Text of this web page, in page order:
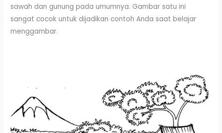
sawah dan gunung pada umumnya. Gambar satu ini
sangat cocok untuk dijadikan contoh Anda saat belajar
menggambar.